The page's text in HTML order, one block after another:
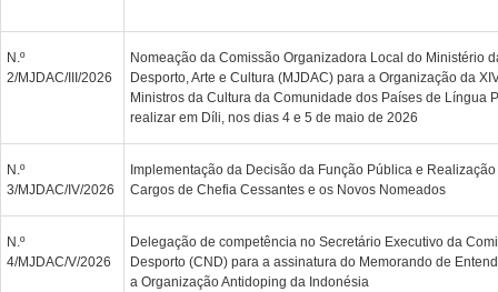
N.º
2/MJDAC/III/2026
Nomeação da Comissão Organizadora Local do Ministério
Desporto, Arte e Cultura (MJDAC) para a Organização da
Ministros da Cultura da Comunidade dos Países de Língua
realizar em Díli, nos dias 4 e 5 de maio de 2026
N.º
3/MJDAC/IV/2026
Implementação da Decisão da Função Pública e
Cargos de Chefia Cessantes e os Novos Nomeados
N.º
4/MJDAC/V/2026
Delegação de competência no Secretário Executivo da
Desporto (CND) para a assinatura do Memorando de
a Organização Antidoping da Indonésia